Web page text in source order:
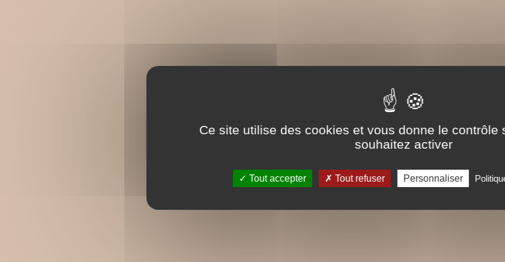
Ce site utilise des cookies et vous donne le contrôle
souhaitez activer
Tout accepter Tout refuser Personnaliser